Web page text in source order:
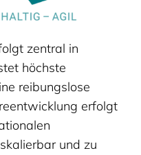
zentral in
höchste
reibungslose
erfolgt
und zu